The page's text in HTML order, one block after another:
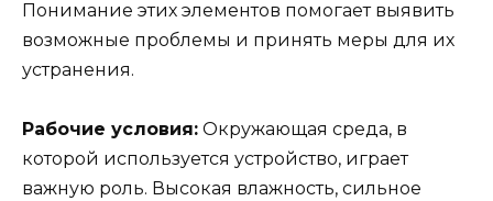
Понимание этих элементов помогает выявить
возможные проблемы и принять меры для их
устранения.
Рабочие условия: Окружающая среда, в
которой используется устройство, играет
важную роль. Высокая влажность, сильное